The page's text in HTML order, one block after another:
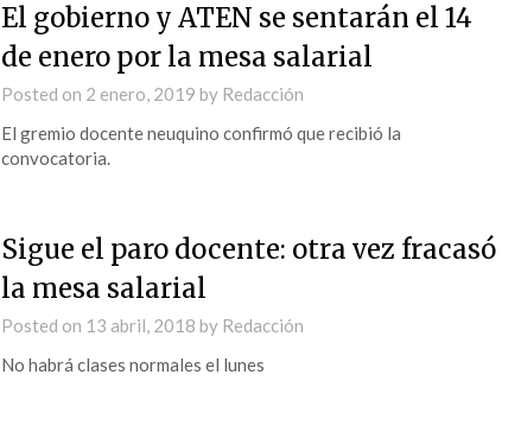
El gobierno y ATEN se sentarán el 14
de enero por la mesa salarial
Posted on 2 enero, 2019 by Redacción
El gremio docente neuquino confirmó que recibió la
convocatoria.
Sigue el paro docente: otra vez fracasó
la mesa salarial
Posted on 13 abril, 2018 by Redacción
No habrá clases normales el lunes